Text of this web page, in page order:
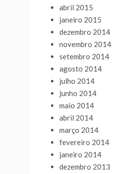
abril 2015
janeiro 2015
dezembro 2014
novembro 2014
setembro 2014
agosto 2014
julho 2014
junho 2014
maio 2014
abril 2014
março 2014
fevereiro 2014
janeiro 2014
dezembro 2013